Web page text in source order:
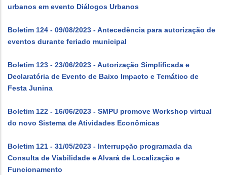
urbanos em evento Diálogos Urbanos
Boletim 124 - 09/08/2023 - Antecedência para autorização de
eventos durante feriado municipal
Boletim 123 - 23/06/2023 - Autorização Simplificada e
Declaratória de Evento de Baixo Impacto e Temático de
Festa Junina
Boletim 122 - 16/06/2023 - SMPU promove Workshop virtual
do novo Sistema de Atividades Econômicas
Boletim 121 - 31/05/2023 - Interrupção programada da
Consulta de Viabilidade e Alvará de Localização e
Funcionamento